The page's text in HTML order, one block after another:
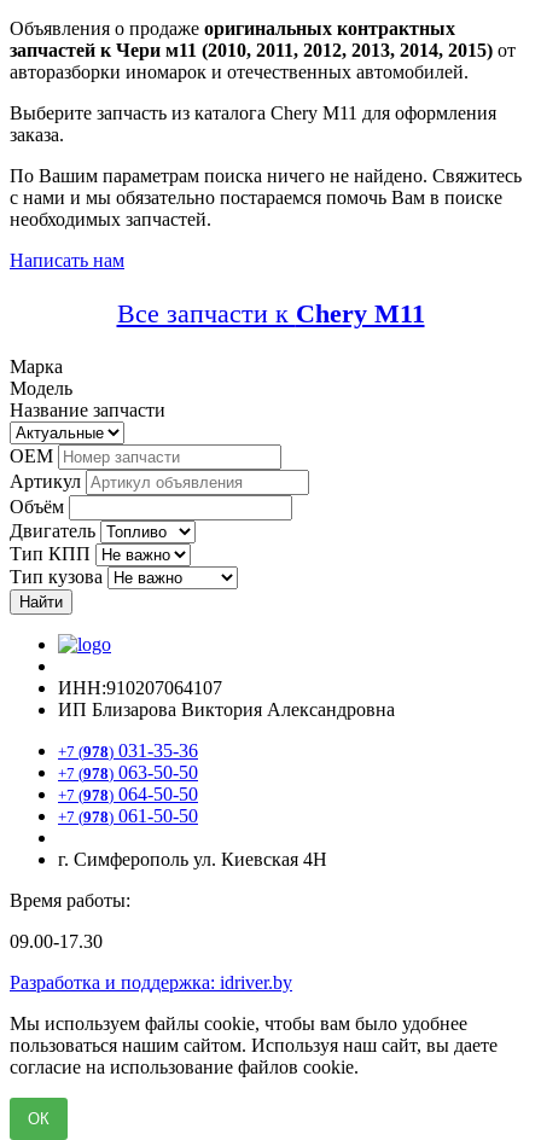
Объявления о продаже оригинальных контрактных
запчастей к Чери м11 (2010, 2011, 2012, 2013, 2014, 2015) от
авторазборки иномарок и отечественных автомобилей.
Выберите запчасть из каталога Chery M11 для оформления
заказа.
По Вашим параметрам поиска ничего не найдено. Свяжитесь
с нами и мы обязательно постараемся помочь Вам в поиске
необходимых запчастей.
Написать нам
Все запчасти к Chery M11
Марка
Модель
Название запчасти
OEM
Артикул
Объём
Двигатель
Тип КПП
Тип кузова
Найти
ИНН:910207064107
ИП Близарова Виктория Александровна
+7 (978) 031-35-36
+7 (978) 063-50-50
+7 (978) 064-50-50
+7 (978) 061-50-50
г. Симферополь ул. Киевская 4Н
Время работы:
09.00-17.30
Разработка и поддержка: idriver.by
Мы используем файлы cookie, чтобы вам было удобнее
пользоваться нашим сайтом. Используя наш сайт, вы даете
согласие на использование файлов cookie.
ОК